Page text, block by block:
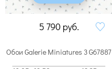
5 790 руб.
Обои Galerie Miniatures 3 G67887